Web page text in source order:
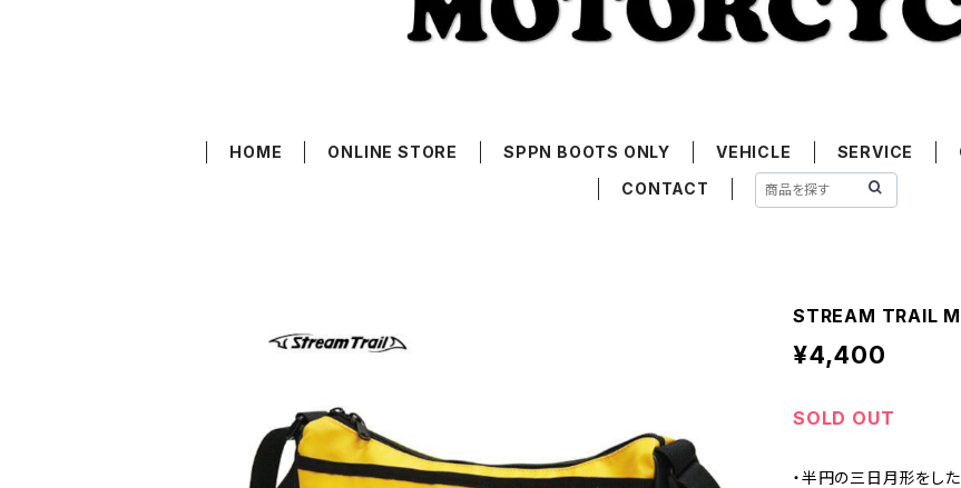
HOME ONLINE STORE SPPN BOOTS ONLY VEHICLE SERVICE
CONTACT
STREAM TRAIL
¥4,400
SOLD OUT
・半円の三日月形をし